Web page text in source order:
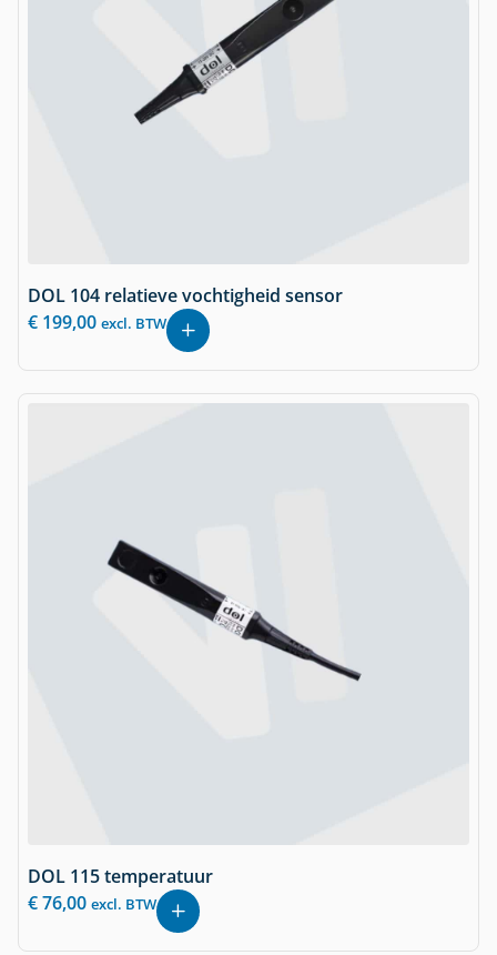
DOL 104 relatieve vochtigheid sensor
€ 199,00 excl. BTW
DOL 115 temperatuur
€76,00 excl. BTW